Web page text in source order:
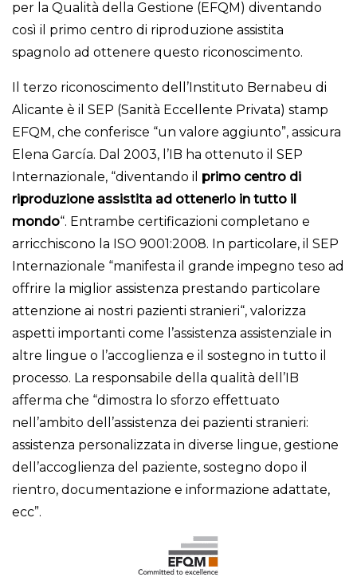
per la Qualità della Gestione (EFQM) diventando
così il primo centro di riproduzione assistita
spagnolo ad ottenere questo riconoscimento.
Il terzo riconoscimento dell’Instituto Bernabeu di
Alicante è il SEP (Sanità Eccellente Privata) stamp
EFQM, che conferisce “un valore aggiunto”, assicura
Elena García. Dal 2003, l’IB ha ottenuto il SEP
Internazionale, “diventando il primo centro di
riproduzione assistita ad ottenerlo in tutto il
mondo“. Entrambe certificazioni completano e
arricchiscono la ISO 9001:2008. In particolare, il SEP
Internazionale “manifesta il grande impegno teso ad
offrire la miglior assistenza prestando particolare
attenzione ai nostri pazienti stranieri“, valorizza
aspetti importanti come l’assistenza assistenziale in
altre lingue o l’accoglienza e il sostegno in tutto il
processo. La responsabile della qualità dell’IB
afferma che “dimostra lo sforzo effettuato
nell’ambito dell’assistenza dei pazienti stranieri:
assistenza personalizzata in diverse lingue, gestione
dell’accoglienza del paziente, sostegno dopo il
rientro, documentazione e informazione adattate,
ecc”.